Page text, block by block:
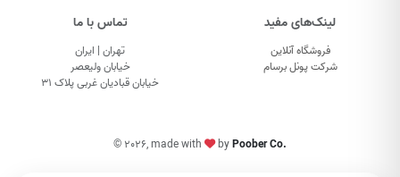
لینک‌های مفید
فروشگاه آنلاین
شرکت پونل برسام
تماس با ما
تهران | ایران
خیابان ولیعصر
خیابان قبادیان غربی پلاک ۳۱
© 2026, made with byPoober Co.